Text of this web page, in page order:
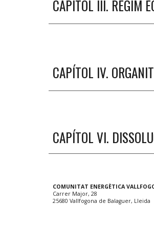
CAPÍTOL III. RÈGIM
CAPÍTOL IV.
CAPÍTOL VI.
COMUNITAT ENERGÈTICA
Carrer Major, 28
25680 Vallfogona de Balaguer, Lleida